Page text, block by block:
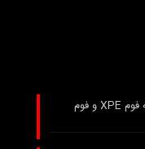
بهترین فوم برای گرمایش از کف ؛ مقایسه فوم XPE و فوم